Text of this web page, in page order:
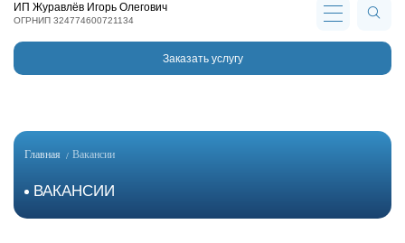
ИП Журавлёв Игорь Олегович
ОГРНИП 324774600721134
Заказать услугу
Главная Вакансии
ВАКАНСИИ